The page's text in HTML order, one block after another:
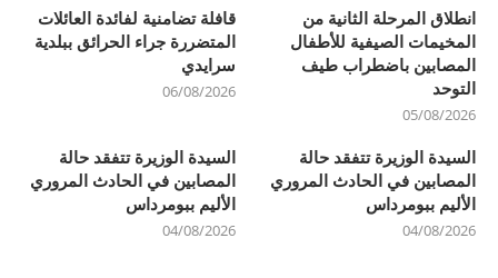
قافلة تضامنية لفائدة العائلات
المتضررة جراء الحرائق ببلدية
سرايدي
06/08/2026
انطلاق المرحلة الثانية من
المخيمات الصيفية للأطفال
المصابين باضطراب طيف
التوحد
05/08/2026
السيدة الوزيرة تتفقد حالة
المصابين في الحادث المروري
الأليم ببومرداس
04/08/2026
السيدة الوزيرة تتفقد حالة
المصابين في الحادث المروري
الأليم ببومرداس
04/08/2026